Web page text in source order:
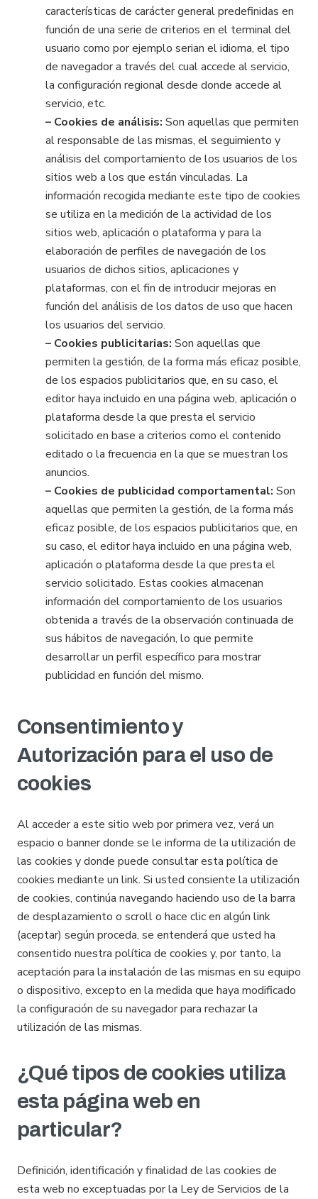
características de carácter general predefinidas en
función de una serie de criterios en el terminal del
usuario como por ejemplo serian el idioma, el tipo
de navegador a través del cual accede al servicio,
la configuración regional desde donde accede al
servicio, etc.
– Cookies de análisis: Son aquellas que permiten
al responsable de las mismas, el seguimiento y
análisis del comportamiento de los usuarios de los
sitios web a los que están vinculadas. La
información recogida mediante este tipo de cookies
se utiliza en la medición de la actividad de los
sitios web, aplicación o plataforma y para la
elaboración de perfiles de navegación de los
usuarios de dichos sitios, aplicaciones y
plataformas, con el fin de introducir mejoras en
función del análisis de los datos de uso que hacen
los usuarios del servicio.
– Cookies publicitarias: Son aquellas que
permiten la gestión, de la forma más eficaz posible,
de los espacios publicitarios que, en su caso, el
editor haya incluido en una página web, aplicación o
plataforma desde la que presta el servicio
solicitado en base a criterios como el contenido
editado o la frecuencia en la que se muestran los
anuncios.
– Cookies de publicidad comportamental: Son
aquellas que permiten la gestión, de la forma más
eficaz posible, de los espacios publicitarios que, en
su caso, el editor haya incluido en una página web,
aplicación o plataforma desde la que presta el
servicio solicitado. Estas cookies almacenan
información del comportamiento de los usuarios
obtenida a través de la observación continuada de
sus hábitos de navegación, lo que permite
desarrollar un perfil específico para mostrar
publicidad en función del mismo.
Consentimiento y
Autorización para el uso de
cookies
Al acceder a este sitio web por primera vez, verá un
espacio o banner donde se le informa de la utilización de
las cookies y donde puede consultar esta política de
cookies mediante un link. Si usted consiente la utilización
de cookies, continúa navegando haciendo uso de la barra
de desplazamiento o scroll o hace clic en algún link
(aceptar) según proceda, se entenderá que usted ha
consentido nuestra política de cookies y, por tanto, la
aceptación para la instalación de las mismas en su equipo
o dispositivo, excepto en la medida que haya modificado
la configuración de su navegador para rechazar la
utilización de las mismas.
¿Qué tipos de cookies utiliza
esta página web en
particular?
Definición, identificación y finalidad de las cookies de
esta web no exceptuadas por la Ley de Servicios de la